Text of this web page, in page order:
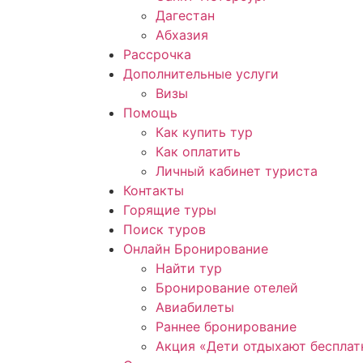
Дагестан
Абхазия
Рассрочка
Дополнительные услуги
Визы
Помощь
Как купить тур
Как оплатить
Личный кабинет туриста
Контакты
Горящие туры
Поиск туров
Онлайн Бронирование
Найти тур
Бронирование отелей
Авиабилеты
Раннее бронирование
Акция «Дети отдыхают